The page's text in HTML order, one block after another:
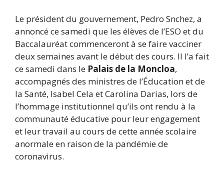
Le président du gouvernement, Pedro Snchez, a
annoncé ce samedi que les élèves de l’ESO et du
Baccalauréat commenceront à se faire vacciner
deux semaines avant le début des cours. Il l’a fait
ce samedi dans le Palais de la Moncloa,
accompagnés des ministres de l’Éducation et de
la Santé, Isabel Cela et Carolina Darias, lors de
l’hommage institutionnel qu’ils ont rendu à la
communauté éducative pour leur engagement
et leur travail au cours de cette année scolaire
anormale en raison de la pandémie de
coronavirus.